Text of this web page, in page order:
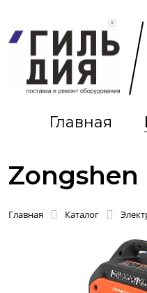
Главная
Zongshen
Главная Каталог